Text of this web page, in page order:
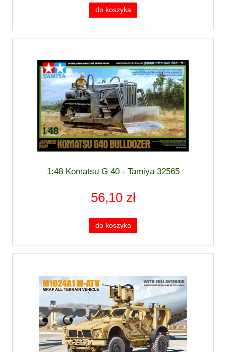
do koszyka
1:48 Komatsu G 40 - Tamiya 32565
56,10 zł
do koszyka